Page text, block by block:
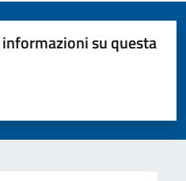
su questa
su 5
5